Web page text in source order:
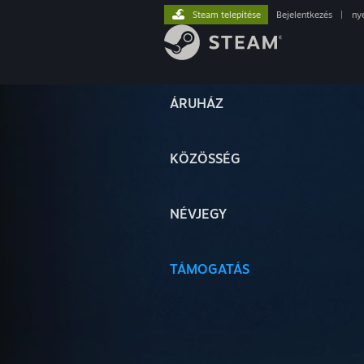
ÁRUHÁZ
KÖZÖSSÉG
NÉVJEGY
TÁMOGATÁS
Steam telepítése Bejelentkezés